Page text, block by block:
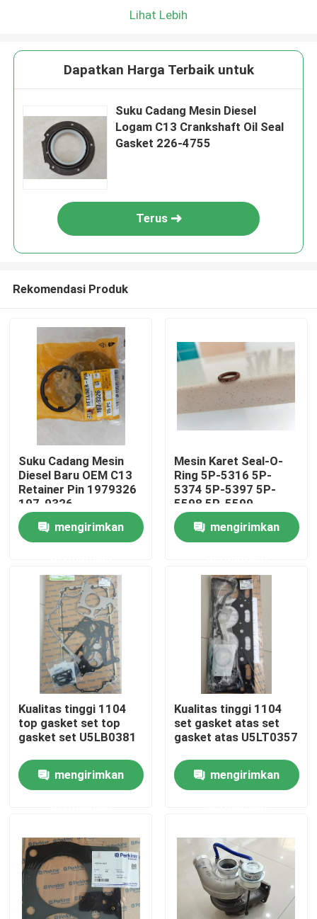
Rumah
Video
Tentang kami
Tur Pabrik
Kontrol kualitas
Hubungi kami
Permintaan Penawaran
Suku Cadang Ekskavator
Lihat Lebih
Dapatkan Harga Terbaik untuk
Suku Cadang Mesin Diesel
Logam C13 Crankshaft Oil Seal
Gasket 226-4755
Terus
Rekomendasi Produk
Suku Cadang Mesin
Diesel Baru OEM C13
Retainer Pin 1979326
197-9326
mengirimkan
Mesin Karet Seal-O-
Ring 5P-5316 5P-
5374 5P-5397 5P-
5598 5P-5599
mengirimkan
Kualitas tinggi 1104
top gasket set top
gasket set U5LB0381
mengirimkan
Kualitas tinggi 1104
set gasket atas set
gasket atas U5LT0357
mengirimkan